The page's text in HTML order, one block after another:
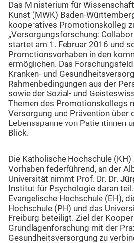
Das Ministerium für
Kunst (MWK) Baden-
kooperatives Promotionskolleg
„Versorgungsforschung:
startet am 1. Februar 2016 und
Promotionsvorhaben in den
ermöglichen. Das
Kranken- und
Rahmenbedingungen aus der
sowie der Sozial- und
Themen des Promotionskollegs
Versorgung und Prävention über
Lebensspanne von Patientinnen
Blick.
Die Katholische Hochschule
Vorhaben federführend, an der
Universität nimmt Prof. Dr. Dr.
Institut für Psychologie daran
Evangelische Hochschule (EH),
Hochschule (PH) und das
Freiburg beteiligt. Ziel der
Grundlagenforschung mit der
Gesundheitsversorgung zu